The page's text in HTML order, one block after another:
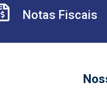
Notas Fiscais